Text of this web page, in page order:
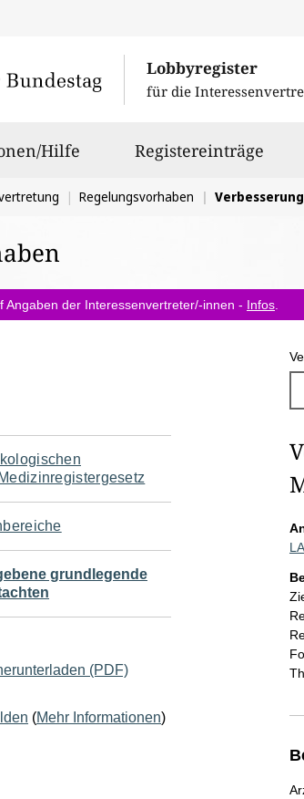
Lobbyregister
für die
Hilfe Registereinträge
Regelungsvorhaben Verbesserung der
Angaben der Interessenvertreter/-innen - Infos
grundlegende
(PDF)
(Mehr Informationen)